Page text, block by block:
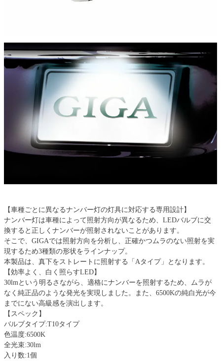
【車種ごとに異なるナンバー灯の灯具に対応する専用設計】
ナンバー灯は車種によって照射方向が異なるため、LEDバルブに交
換すると正しくナンバーが照射されないことがあります。
そこで、GIGAでは照射方向を分析し、正確かつムラのない照射を実
現するため3種類の形状をラインナップ。
本製品は、真下をストレートに照射する「Aタイプ」となります。
【効率よく、白く照らすLED】
30lmという明るさながら、適格にナンバーを照射するため、ムラが
なく純正品のような発光を実現しました。また、6500Kの純白光が今
までにない高級感を演出します。
【スペック】
バルブタイプ:T10タイプ
色温度:6500K
全光束:30lm
入り数:1個